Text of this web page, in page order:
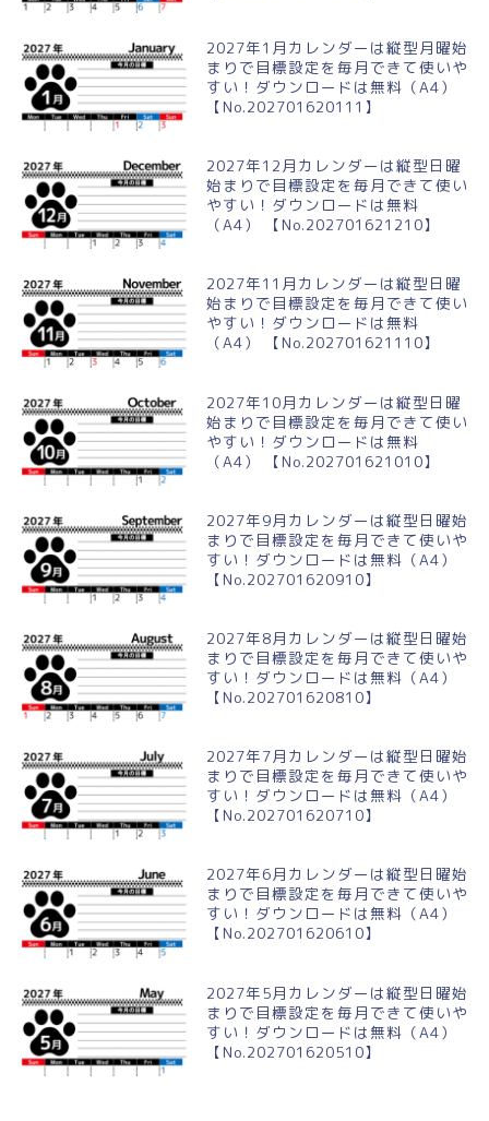
2027年1月カレンダーは縦型月曜始
まりで目標設定を毎月できて使いや
すい！ダウンロードは無料（A4）
【No.202701620111】
2027年12月カレンダーは縦型日曜
始まりで目標設定を毎月できて使い
やすい！ダウンロードは無料
（A4） 【No.202701621210】
2027年11月カレンダーは縦型日曜
始まりで目標設定を毎月できて使い
やすい！ダウンロードは無料
（A4） 【No.202701621110】
2027年10月カレンダーは縦型日曜
始まりで目標設定を毎月できて使い
やすい！ダウンロードは無料
（A4） 【No.202701621010】
2027年9月カレンダーは縦型日曜始
まりで目標設定を毎月できて使いや
すい！ダウンロードは無料（A4）
【No.202701620910】
2027年8月カレンダーは縦型日曜始
まりで目標設定を毎月できて使いや
すい！ダウンロードは無料（A4）
【No.202701620810】
2027年7月カレンダーは縦型日曜始
まりで目標設定を毎月できて使いや
すい！ダウンロードは無料（A4）
【No.202701620710】
2027年6月カレンダーは縦型日曜始
まりで目標設定を毎月できて使いや
すい！ダウンロードは無料（A4）
【No.202701620610】
2027年5月カレンダーは縦型日曜始
まりで目標設定を毎月できて使いや
すい！ダウンロードは無料（A4）
【No.202701620510】